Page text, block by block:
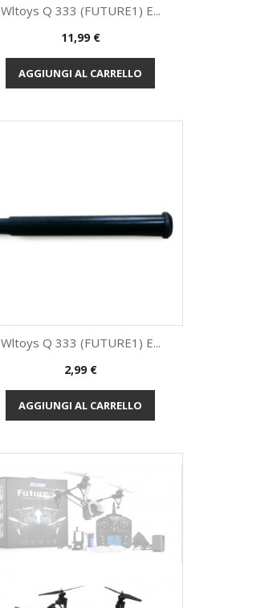
Anteprima
Wltoys Q 333 (FUTURE1) E...
Prezzo
11,99 €
AGGIUNGI AL CARRELLO
Anteprima
Wltoys Q 333 (FUTURE1) E...
Prezzo
2,99 €
AGGIUNGI AL CARRELLO